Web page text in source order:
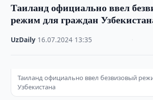
Таиланд официально ввел
режим для граждан
UzDaily 16.07.2024 13:35
Таиланд официально ввел безвизовый
Узбекистана